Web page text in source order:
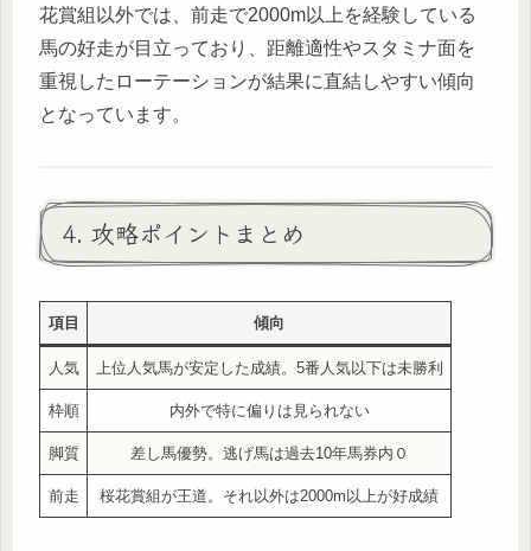
花賞組以外では、前走で2000m以上を経験している
馬の好走が目立っており、距離適性やスタミナ面を
重視したローテーションが結果に直結しやすい傾向
となっています。
4. 攻略ポイントまとめ
項目 傾向
人気 上位人気馬が安定した成績。5番人気以下は未勝利
枠順 内外で特に偏りは見られない
脚質 差し馬優勢。逃げ馬は過去10年馬券内０
前走 桜花賞組が王道。それ以外は2000m以上が好成績